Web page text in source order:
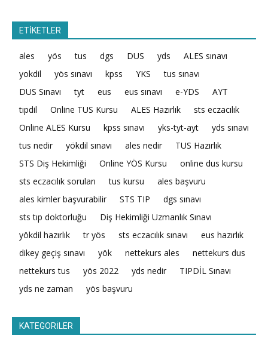
ETİKETLER
ales yös tus dgs DUS yds
ALES sınavı
yokdil
yös sınavı kpss YKS
tus sınavı
DUS Sınavı
tyt eus eus sınavı e-YDS
AYT
tıpdil
Online TUS Kursu ALES Hazırlık
sts eczacılık
Online ALES Kursu
kpss sınavı yks-tyt-ayt
yds sınavı
tus nedir
yökdil sınavı ales nedir
TUS Hazırlık
STS Diş Hekimliği
Online YÖS Kursu
online dus kursu
sts eczacılık soruları
tus kursu
ales başvuru
ales kimler başvurabilir
STS TIP
dgs sınavı
sts tıp doktorluğu
Diş Hekimliği Uzmanlık Sınavı
yökdil hazırlık
tr yös sts eczacılık sınavı
eus hazırlık
dikey geçiş sınavı
yök nettekurs ales
nettekurs dus
nettekurs tus
yös 2022 yds nedir
TIPDİL Sınavı
yds ne zaman
yös başvuru
KATEGORİLER